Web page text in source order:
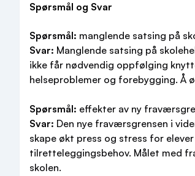
Spørsmål og Svar
Spørsmål: manglende satsing på
Svar: Manglende satsing på
ikke får nødvendig oppfølging
helseproblemer og forebygging. Å
Spørsmål: effekter av ny
Svar: Den nye fraværsgrensen i
skape økt press og stress for
tilretteleggingsbehov. Målet med
skolen.